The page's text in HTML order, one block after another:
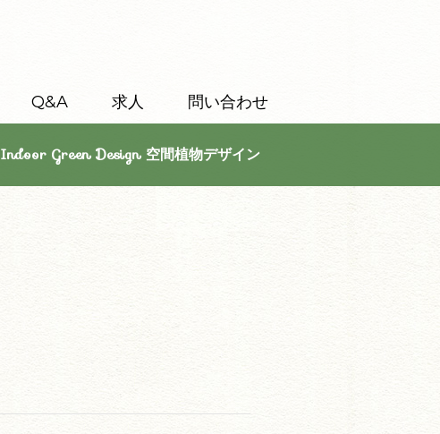
Q&A 求人 問い合わせ
Indoor Green Design 空間植物デザイン